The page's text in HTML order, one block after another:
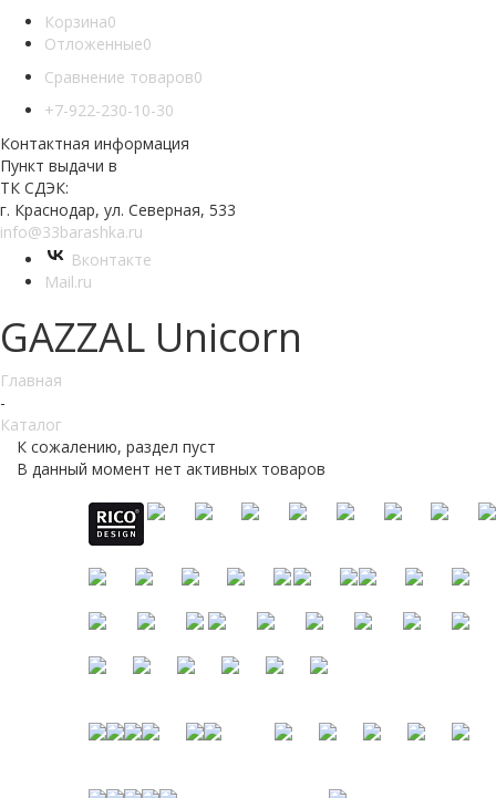
Корзина0
Отложенные0
Сравнение товаров0
+7-922-230-10-30
Контактная информация
Пункт выдачи в
ТК СДЭК:
г. Краснодар, ул. Северная, 533
info@33barashka.ru
Вконтакте
Mail.ru
GAZZAL Unicorn
Главная
-
Каталог
К сожалению, раздел пуст
В данный момент нет активных товаров